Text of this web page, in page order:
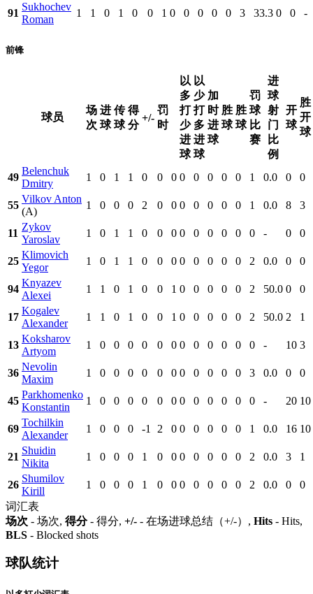
91
Sukhochev
Roman
1 1 0 1 0 0 1 0 0 0 0 0 3 33.3 0 0 -
前锋
球员
场
次
进
球
传
球
得
分
+/-
罚
时
以
多
打
少
进
球
以
少
打
多
进
球
加
时
进
球
胜
球
胜
球
罚
球
比
赛
进
球
射
门
比
例
开
球
胜
开
球
49
Belenchuk
Dmitry
1 0 1 1 0 0 0 0 0 0 0 0 1 0.0 0 0
55
Vilkov Anton
(A)
1 0 0 0 2 0 0 0 0 0 0 0 1 0.0 8 3
11
Zykov
Yaroslav
1 0 1 1 0 0 0 0 0 0 0 0 0 - 0 0
25
Klimovich
Yegor
1 0 1 1 0 0 0 0 0 0 0 0 2 0.0 0 0
94
Knyazev
Alexei
1 1 0 1 0 0 1 0 0 0 0 0 2 50.0 0 0
17
Kogalev
Alexander
1 1 0 1 0 0 1 0 0 0 0 0 2 50.0 2 1
13
Koksharov
Artyom
1 0 0 0 0 0 0 0 0 0 0 0 0 - 10 3
36
Nevolin
Maxim
1 0 0 0 0 0 0 0 0 0 0 0 3 0.0 0 0
45
Parkhomenko
Konstantin
1 0 0 0 0 0 0 0 0 0 0 0 0 - 20 10
69
Tochilkin
Alexander
1 0 0 0 -1 2 0 0 0 0 0 0 1 0.0 16 10
21
Shuidin
Nikita
1 0 0 0 1 0 0 0 0 0 0 0 2 0.0 3 1
26
Shumilov
Kirill
1 0 0 0 1 0 0 0 0 0 0 0 2 0.0 0
0
词汇表
场次 - 场次, 得分- 得分, +/- - 在场进球总结（+/-）, Hits - Hits,
BLS - Blocked shots
球队统计